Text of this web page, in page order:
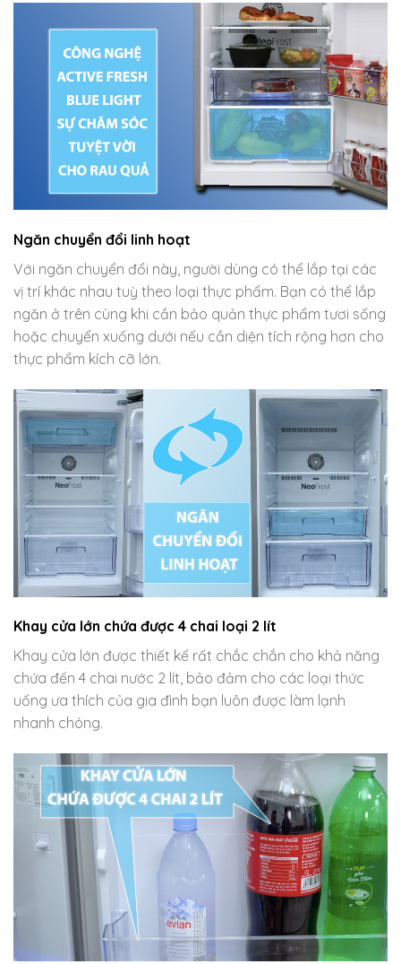
Ngăn chuyển đổi linh hoạt
Với ngăn chuyển đổi này, người dùng có thể lắp tại các
vị trí khác nhau tuỳ theo loại thực phẩm. Bạn có thể lắp
ngăn ở trên cùng khi cần bảo quản thực phẩm tươi sống
hoặc chuyển xuống dưới nếu cần diện tích rộng hơn cho
thực phẩm kích cỡ lớn.
Khay cửa lớn chứa được 4 chai loại 2 lít
Khay cửa lớn được thiết kế rất chắc chắn cho khả năng
chứa đến 4 chai nước 2 lít, bảo đảm cho các loại thức
uống ưa thích của gia đình bạn luôn được làm lạnh
nhanh chóng.